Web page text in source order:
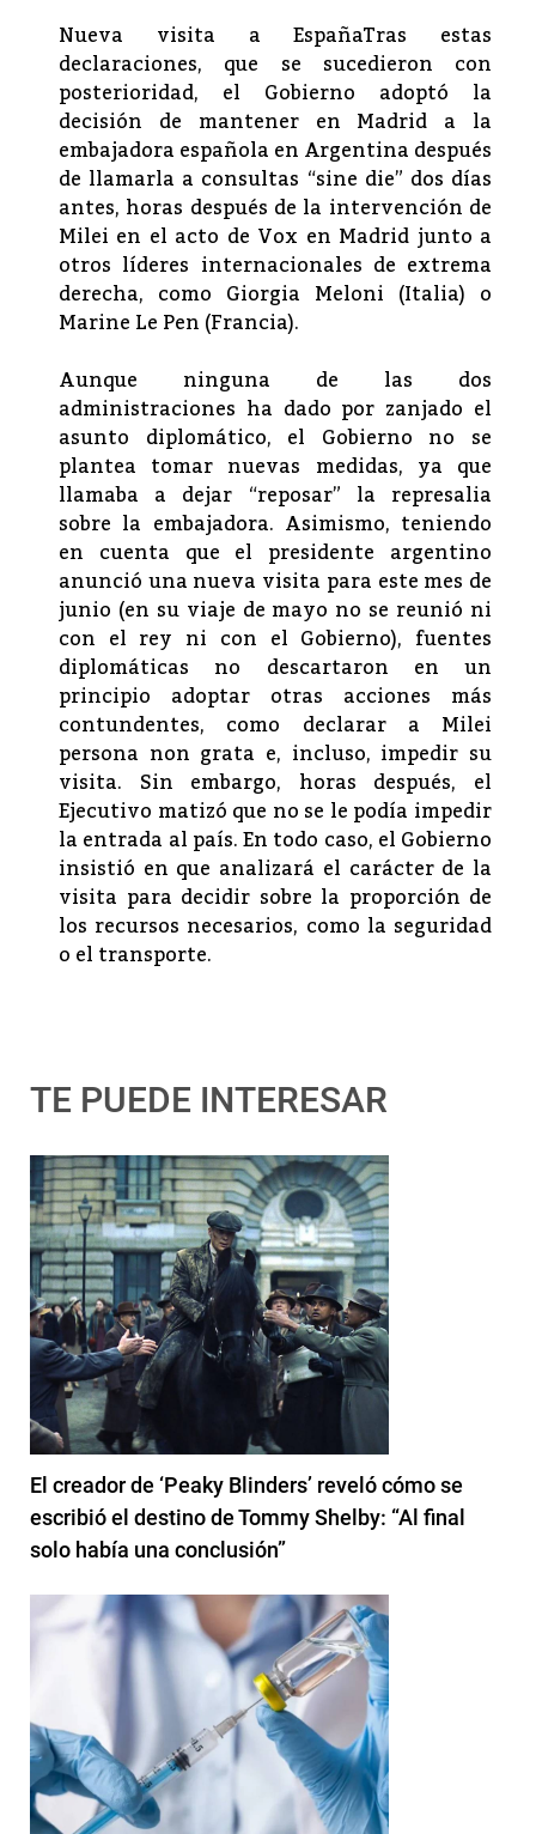
Nueva visita a EspañaTras estas
declaraciones, que se sucedieron con
posterioridad, el Gobierno adoptó la
decisión de mantener en Madrid a la
embajadora española en Argentina después
de llamarla a consultas “sine die” dos días
antes, horas después de la intervención de
Milei en el acto de Vox en Madrid junto a
otros líderes internacionales de extrema
derecha, como Giorgia Meloni (Italia) o
Marine Le Pen (Francia).
Aunque ninguna de las dos
administraciones ha dado por zanjado el
asunto diplomático, el Gobierno no se
plantea tomar nuevas medidas, ya que
llamaba a dejar “reposar” la represalia
sobre la embajadora. Asimismo, teniendo
en cuenta que el presidente argentino
anunció una nueva visita para este mes de
junio (en su viaje de mayo no se reunió ni
con el rey ni con el Gobierno), fuentes
diplomáticas no descartaron en un
principio adoptar otras acciones más
contundentes, como declarar a Milei
persona non grata e, incluso, impedir su
visita. Sin embargo, horas después, el
Ejecutivo matizó que no se le podía impedir
la entrada al país. En todo caso, el Gobierno
insistió en que analizará el carácter de la
visita para decidir sobre la proporción de
los recursos necesarios, como la seguridad
o el transporte.
TE PUEDE INTERESAR
El creador de ‘Peaky Blinders’ reveló cómo se
escribió el destino de Tommy Shelby: “Al final
solo había una conclusión”